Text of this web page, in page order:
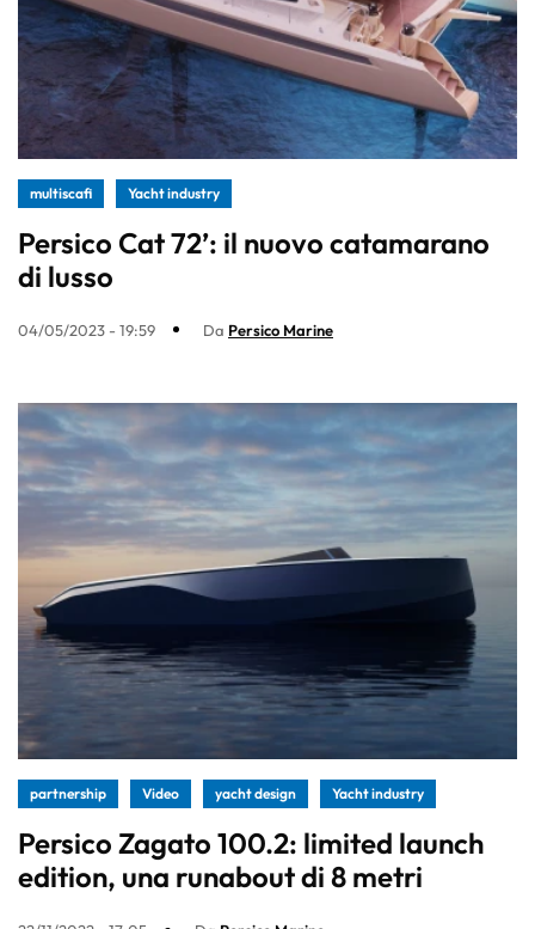
multiscafi Yacht industry
Persico Cat 72’: il nuovo catamarano
di lusso
04/05/2023 - 19:59 Da Persico Marine
partnership Video yacht design Yacht industry
Persico Zagato 100.2: limited launch
edition, una runabout di 8 metri